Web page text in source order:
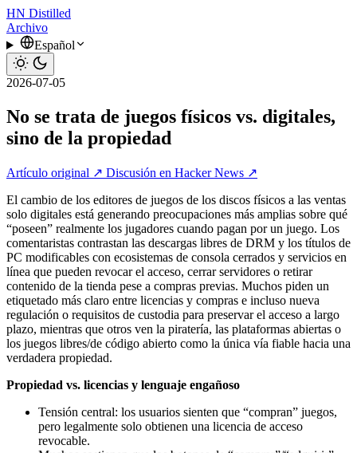
HN Distilled
Archivo
Español
2026-07-05
No se trata de juegos físicos vs. digitales,
sino de la propiedad
Artículo original ↗ Discusión en Hacker News ↗
El cambio de los editores de juegos de los discos físicos a las ventas
solo digitales está generando preocupaciones más amplias sobre qué
“poseen” realmente los jugadores cuando pagan por un juego. Los
comentaristas contrastan las descargas libres de DRM y los títulos de
PC modificables con ecosistemas de consola cerrados y servicios en
línea que pueden revocar el acceso, cerrar servidores o retirar
contenido de la tienda pese a compras previas. Muchos piden un
etiquetado más claro entre licencias y compras e incluso nueva
regulación o requisitos de custodia para preservar el acceso a largo
plazo, mientras que otros ven la piratería, las plataformas abiertas o
los juegos libres/de código abierto como la única vía fiable hacia una
verdadera propiedad.
Propiedad vs. licencias y lenguaje engañoso
Tensión central: los usuarios sienten que “compran” juegos,
pero legalmente solo obtienen una licencia de acceso
revocable.